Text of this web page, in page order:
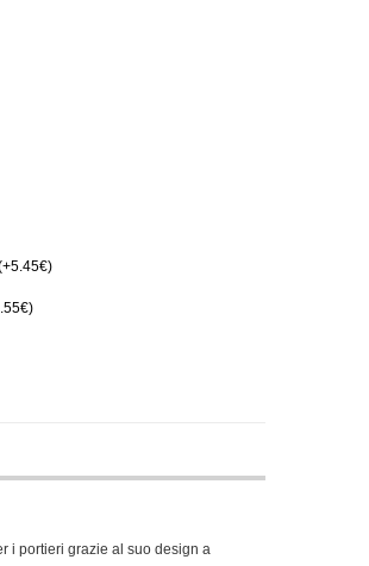
i portieri grazie al suo design a